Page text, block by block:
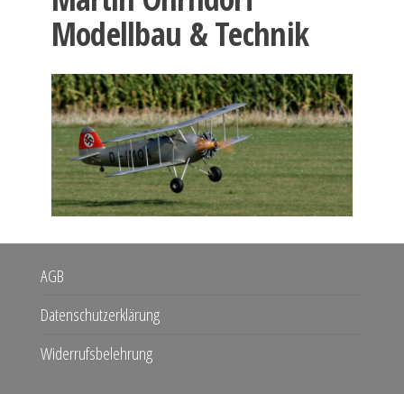
Modellbau & Technik
AGB
Datenschutzerklärung
Widerrufsbelehrung